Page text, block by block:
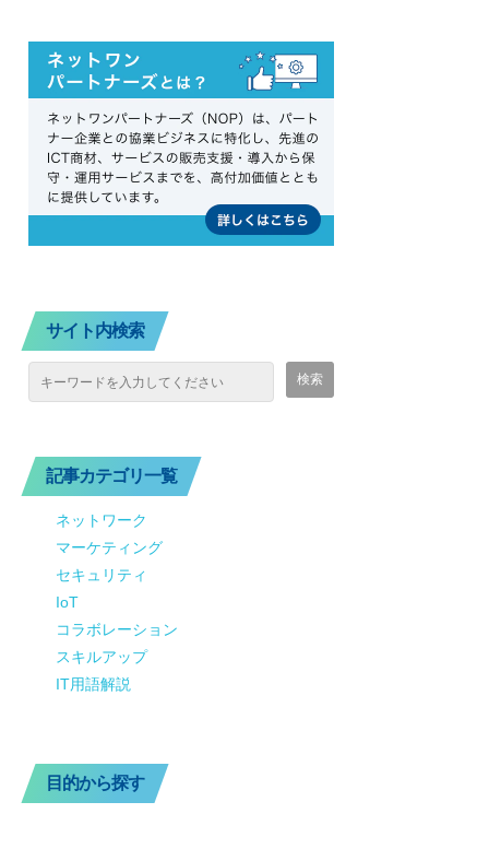
サイト内検索
記事カテゴリ一覧
ネットワーク
マーケティング
セキュリティ
IoT
コラボレーション
スキルアップ
IT用語解説
目的から探す